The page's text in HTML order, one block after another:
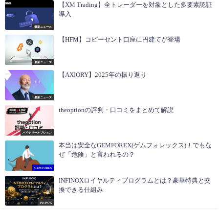
最新ニュース
【XM Trading】全トレーダーを対象とした多要素認証
導入
最新ニュース
【HFM】コピーセント口座に円建てが登場
最新ニュース
【AXIORY】2025年の振り返り
バイナリーオプション
theoptionの評判・口コミをまとめて解説
GEMFOREX
本当は安全なGEMFOREX(ゲムフォレックス)！でもな
ぜ「危険」と言われるの？
INFINOX
INFINOXロイヤルティプログラムとは？豪華特典と交
換できる仕組み